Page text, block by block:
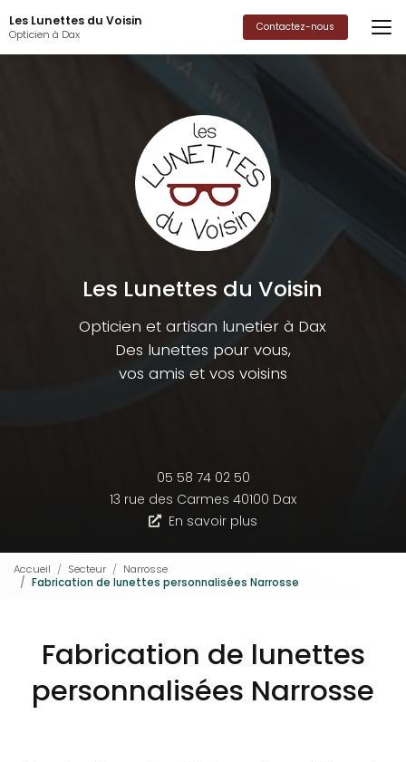
au
contenu
principal
Les Lunettes du Voisin
Opticien à Dax Contactez-nous
Les Lunettes du Voisin
Opticien et artisan lunetier à Dax
Des lunettes pour vous,
vos amis et vos voisins
05 58 74 02 50
13 rue des Carmes 40100 Dax
En savoir plus
Accueil Secteur
Narrosse
Fabrication de lunettes personnalisées Narrosse
Fabrication de lunettes
personnalisées Narrosse